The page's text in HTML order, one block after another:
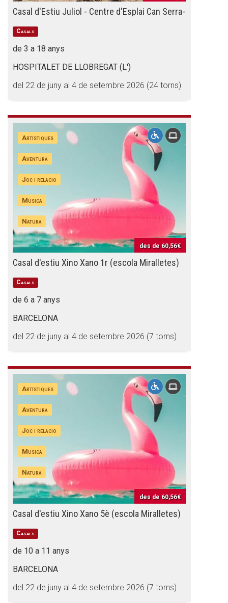
Casal d'Estiu Juliol - Centre d'Esplai Can Serra-
Casals
de 3 a 18 anys
HOSPITALET DE LLOBREGAT (L')
del 22 de juny al 4 de setembre 2026 (24 torns)
Artístiques
Aventura
Joc i relació
Música
Natura
des de 60,56€
Casal d'estiu Xino Xano 1r (escola Miralletes)
Casals
de 6 a 7 anys
BARCELONA
del 22 de juny al 4 de setembre 2026 (7 torns)
Artístiques
Aventura
Joc i relació
Música
Natura
des de 60,56€
Casal d'estiu Xino Xano 5è (escola Miralletes)
Casals
de 10 a 11 anys
BARCELONA
del 22 de juny al 4 de setembre 2026 (7 torns)